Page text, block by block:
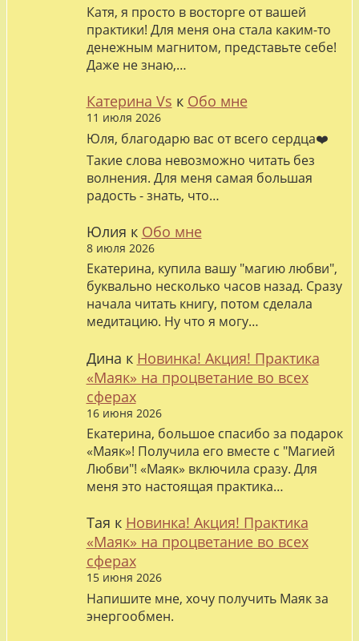
Катя, я просто в восторге от вашей
практики! Для меня она стала каким-то
денежным магнитом, представьте себе!
Даже не знаю,…
Катерина Vs к Обо мне
11 июля 2026
Юля, благодарю вас от всего сердца❤️
Такие слова невозможно читать без
волнения. Для меня самая большая
радость - знать, что…
Юлия к Обо мне
8 июля 2026
Екатерина, купила вашу "магию любви",
буквально несколько часов назад. Сразу
начала читать книгу, потом сделала
медитацию. Ну что я могу…
Дина к Новинка! Акция! Практика
«Маяк» на процветание во всех
сферах
16 июня 2026
Екатерина, большое спасибо за подарок
«Маяк»! Получила его вместе с "Магией
Любви"! «Маяк» включила сразу. Для
меня это настоящая практика…
Тая к Новинка! Акция! Практика
«Маяк» на процветание во всех
сферах
15 июня 2026
Напишите мне, хочу получить Маяк за
энергообмен.